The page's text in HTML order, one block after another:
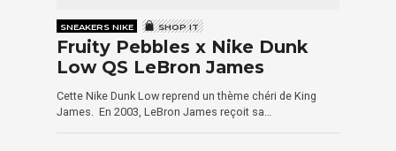
SNEAKERS NIKE SHOP IT
Fruity Pebbles x Nike Dunk
Low QS LeBron James
Cette Nike Dunk Low reprend un thème chéri de King
James. En 2003, LeBron James reçoit sa…